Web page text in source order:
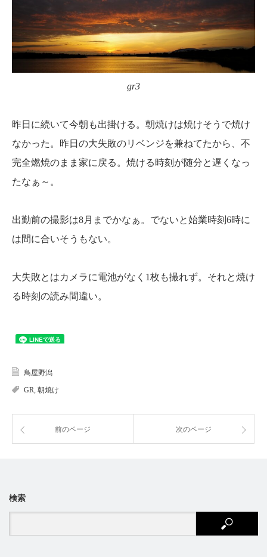
gr3
昨日に続いて今朝も出掛ける。朝焼けは焼けそうで焼け
なかった。昨日の大失敗のリベンジを兼ねてたから、不
完全燃焼のまま家に戻る。焼ける時刻が随分と遅くなっ
たなぁ～。
出勤前の撮影は8月までかなぁ。でないと始業時刻6時に
は間に合いそうもない。
大失敗とはカメラに電池がなく1枚も撮れず。それと焼け
る時刻の読み間違い。
鳥屋野潟
GR, 朝焼け
前のページ 次のページ
検索